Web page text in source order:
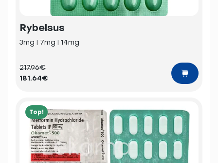
Rybelsus
3mg | 7mg | 14mg
217.96€
181.64€
Top!